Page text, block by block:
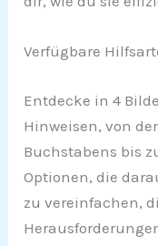
Verfügbare
Entdecke in 4
Hinweisen, von
Buchstabens bis
Optionen, die
zu vereinfachen,